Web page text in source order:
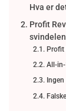
Hva er
Profit
svindelen
Profit
All-in-